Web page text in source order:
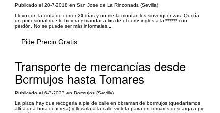
Publicado el 20-7-2018 en San Jose de La Rinconada (Sevilla)
Llevo con la cinta de correr 20 días y no me la montan los sinvergüenzas. Quería
un profesional que lo hiciera y mandar a los de el corte inglés a la ****** con
perdón. No se puede ser más informales...
Pide Precio Gratis
Transporte de mercancías desde
Bormujos hasta Tomares
Publicado el 6-3-2023 en Bormujos (Sevilla)
La placa hay que recogerla a pie de calle en obramart de bormujos (quedaríamos
allí a una hora concreta) y llevarla a la calle violeta parra en tomares descarga a pie